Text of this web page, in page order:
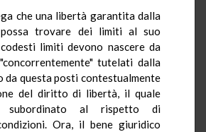
che una libertà garantita dalla
trovare dei limiti al suo
limiti devono nascere da
tutelati dalla
da questa posti contestualmente
del diritto di libertà, il quale
subordinato al rispetto di
Ora, il bene giuridico